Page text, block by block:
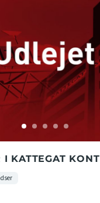
I KATTEGAT
SILO